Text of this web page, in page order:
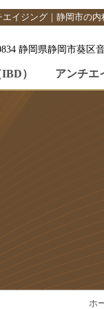
イジング｜静岡市の
静岡県静岡市葵区
） アンチエ
ホ